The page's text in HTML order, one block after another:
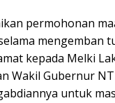
permohonan
mengemban
kepada Melki
Wakil Gubernur
untuk